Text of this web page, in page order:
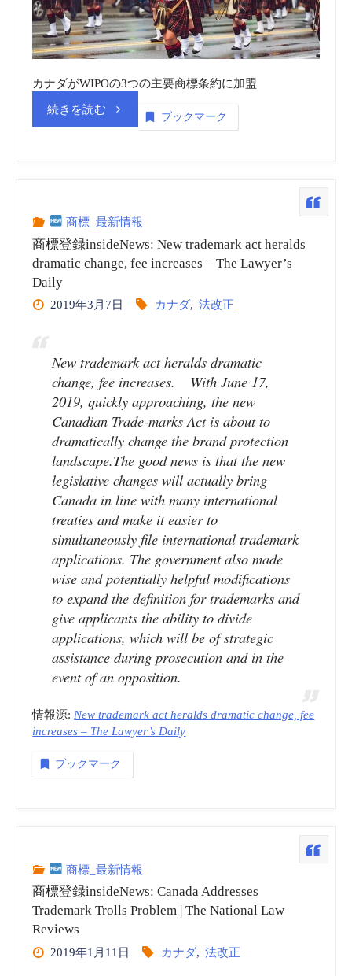
カナダがWIPOの3つの主要商標条約に加盟
続きを読む“世
的
所
関
(WIPO)
vol.41
商
_
動
画
(embedded)”
ブックマーク
商標_最新情報
商標登録insideNews: New trademark act heralds
dramatic change, fee increases – The Lawyer’s
Daily
2019年3月7日 カナダ, 法改正
New trademark act heralds dramatic
change, fee increases. With June 17,
2019, quickly approaching, the new
Canadian Trade-marks Act is about to
dramatically change the brand protection
landscape.The good news is that the new
legislative changes will actually bring
Canada in line with many international
treaties and make it easier to
simultaneously file international trademark
applications. The government also made
wise and potentially helpful modifications
to expand the definition for trademarks and
give applicants the ability to divide
applications, which will be of strategic
assistance during prosecution and in the
event of an opposition.
情報源: New trademark act heralds dramatic change, fee
increases – The Lawyer’s Daily
ブックマーク
商標_最新情報
商標登録insideNews: Canada Addresses
Trademark Trolls Problem | The National Law
Reviews
2019年1月11日 カナダ, 法改正